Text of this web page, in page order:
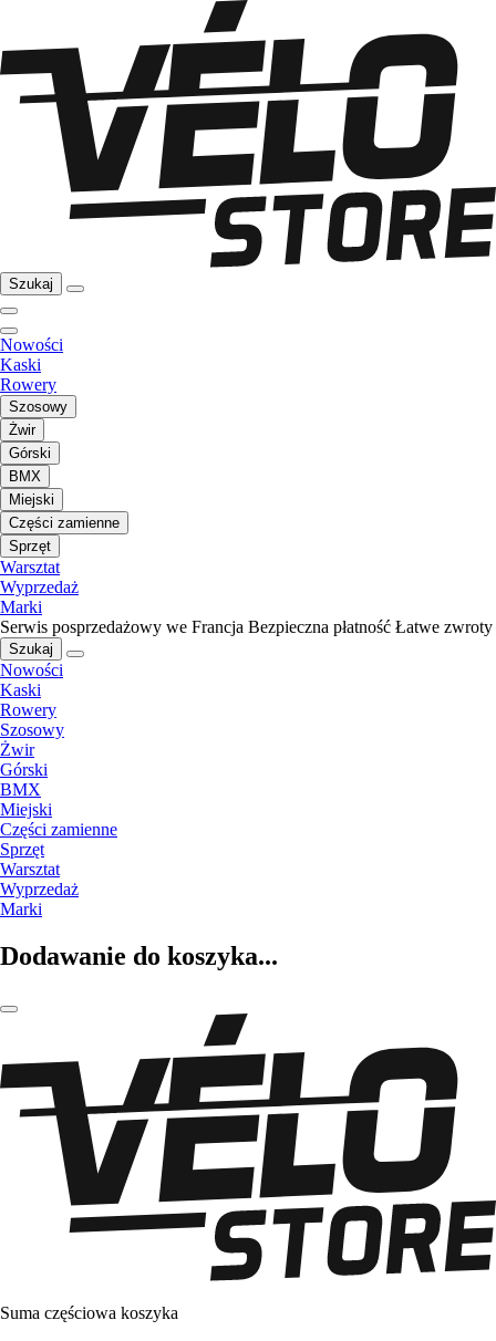
Szukaj
Nowości
Kaski
Rowery
Szosowy
Żwir
Górski
BMX
Miejski
Części zamienne
Sprzęt
Warsztat
Wyprzedaż
Marki
Serwis posprzedażowy we Francja Bezpieczna płatność Łatwe zwroty
Szukaj
Nowości
Kaski
Rowery
Szosowy
Żwir
Górski
BMX
Miejski
Części zamienne
Sprzęt
Warsztat
Wyprzedaż
Marki
Dodawanie do koszyka...
Suma częściowa koszyka